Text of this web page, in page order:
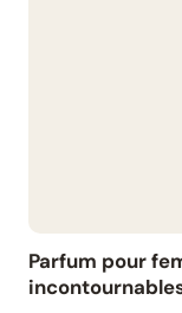
Parfum pour